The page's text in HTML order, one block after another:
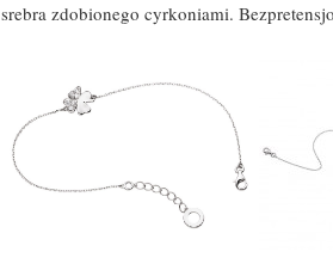
srebra zdobionego cyrkoniami.